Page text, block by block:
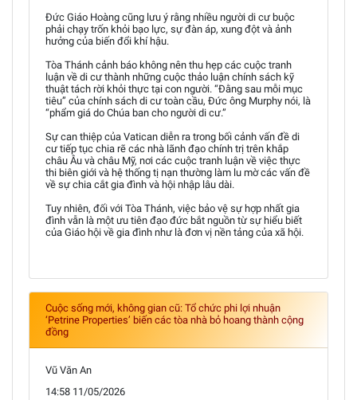
Đức Giáo Hoàng cũng lưu ý rằng nhiều người di cư buộc
phải chạy trốn khỏi bạo lực, sự đàn áp, xung đột và ảnh
hưởng của biến đổi khí hậu.
Tòa Thánh cảnh báo không nên thu hẹp các cuộc tranh
luận về di cư thành những cuộc thảo luận chính sách kỹ
thuật tách rời khỏi thực tại con người. “Đằng sau mỗi mục
tiêu” của chính sách di cư toàn cầu, Đức ông Murphy nói, là
“phẩm giá do Chúa ban cho người di cư.”
Sự can thiệp của Vatican diễn ra trong bối cảnh vấn đề di
cư tiếp tục chia rẽ các nhà lãnh đạo chính trị trên khắp
châu Âu và châu Mỹ, nơi các cuộc tranh luận về việc thực
thi biên giới và hệ thống tị nạn thường làm lu mờ các vấn đề
về sự chia cắt gia đình và hội nhập lâu dài.
Tuy nhiên, đối với Tòa Thánh, việc bảo vệ sự hợp nhất gia
đình vẫn là một ưu tiên đạo đức bắt nguồn từ sự hiểu biết
của Giáo hội về gia đình như là đơn vị nền tảng của xã hội.
Cuộc sống mới, không gian cũ: Tổ chức phi lợi nhuận
‘Petrine Properties’ biến các tòa nhà bỏ hoang thành cộng
đồng
Vũ Văn An
14:58 11/05/2026